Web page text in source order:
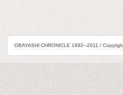
OBAYASHI CHRONICLE 1892─2011 /